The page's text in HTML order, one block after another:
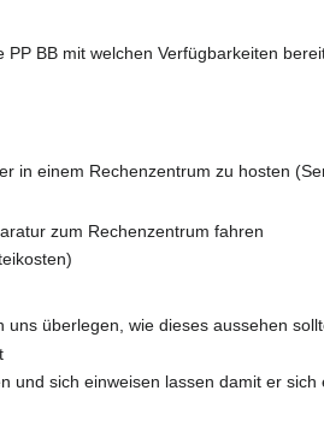
BB mit welchen Verfügbarkeiten
in einem Rechenzentrum zu hosten
zum Rechenzentrum fahren
überlegen, wie dieses aussehen
und sich einweisen lassen damit er